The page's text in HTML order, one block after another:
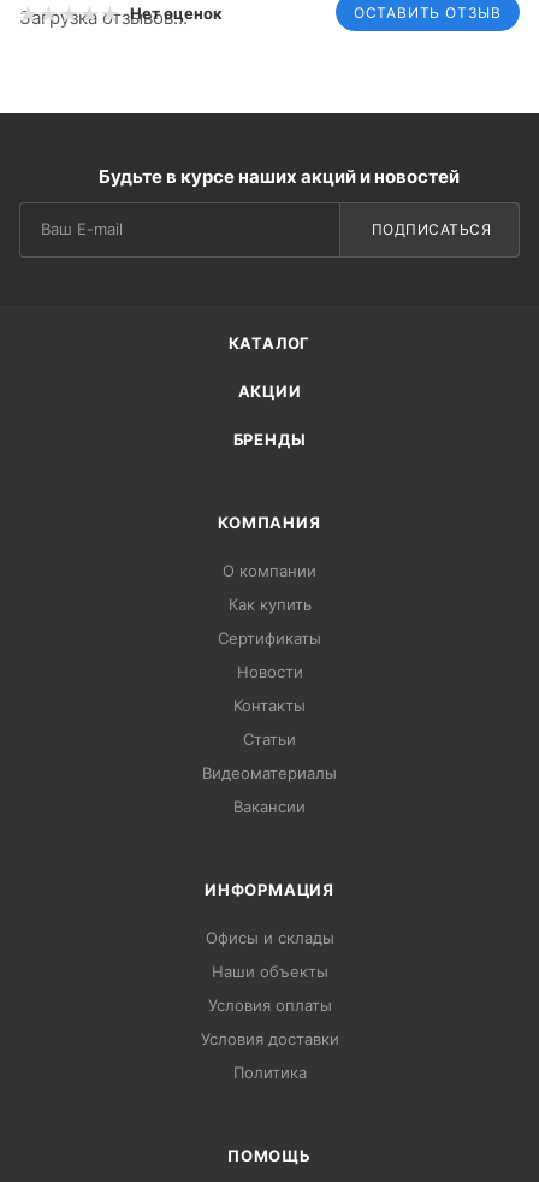
Нет оценок ОСТАВИТЬ ОТЗЫВ
Загрузка отзывов...
Будьте в курсе наших акций и новостей
ПОДПИСАТЬСЯ
КАТАЛОГ
АКЦИИ
БРЕНДЫ
КОМПАНИЯ
О компании
Как купить
Сертификаты
Новости
Контакты
Статьи
Видеоматериалы
Вакансии
ИНФОРМАЦИЯ
Офисы и склады
Наши объекты
Условия оплаты
Условия доставки
Политика
ПОМОЩЬ